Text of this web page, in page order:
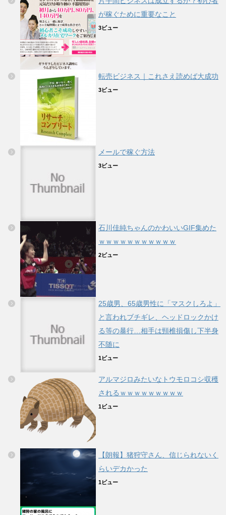
が稼ぐために重要なこと
3ビュー
転売ビジネス｜これさえ読めば大成功
3ビュー
メールで稼ぐ方法
3ビュー
石川佳純ちゃんのかわいいGIF集めた
ｗｗｗｗｗｗｗｗｗｗｗ
2ビュー
25歳男、65歳男性に「マスクしろよ」
と言われブチギレ、ヘッドロックかけ
る等の暴行…相手は頸椎損傷し下半身
不随に
1ビュー
アルマジロみたいなトウモロコシ収穫
されるｗｗｗｗｗｗｗｗｗ
1ビュー
【朗報】猪狩守さん、信じられないく
らいデカかった
1ビュー